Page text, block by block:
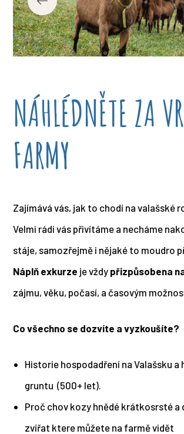
NÁHLÉDNĚTE ZA
FARMY
Zajímává vás, jak to chodí na valašské
Velmi rádi vás přivítáme a necháme
stáje, samozřejmě i nějaké to moudro
Náplň exkurze je vždy přizpůsobena
zájmu, věku, počasí, a časovým
Co všechno se dozvíte a vyzkoušíte?
Historie hospodadření na Valašsku a
gruntu (500+ let).
Proč chov kozy hnědé krátkosrsté a
zvířat ktere můžete na farmě vidět